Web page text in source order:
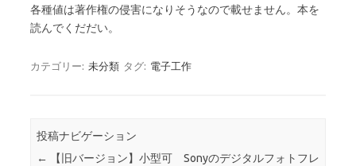
各種値は著作権の侵害になりそうなので載せません。本を
読んでくだだい。
カテゴリー: 未分類 タグ: 電子工作
投稿ナビゲーション
←
【旧バージョン】小型可
Sonyのデジタルフォトフレ